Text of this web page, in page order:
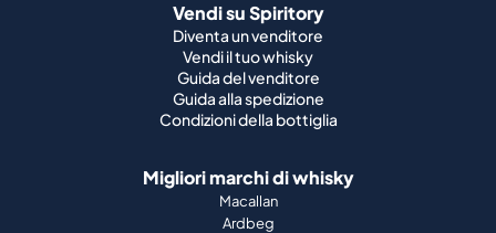
Vendi su Spiritory
Diventa un venditore
Vendi il tuo whisky
Guida del venditore
Guida alla spedizione
Condizioni della bottiglia
Migliori marchi di whisky
Macallan
Ardbeg